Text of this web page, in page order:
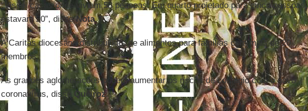
“Visitei casas onde viviam 58 pessoas. Em quarto projetado para cinco pessoas,
estavam 20”, disseNota.
A Caritas diocesana distribui kits de alimentos para famílias com mais de 20
membros.
As grandes aglomerações podem aumentar os riscos de contágio com o novo
coronavírus, disse Queiroz.